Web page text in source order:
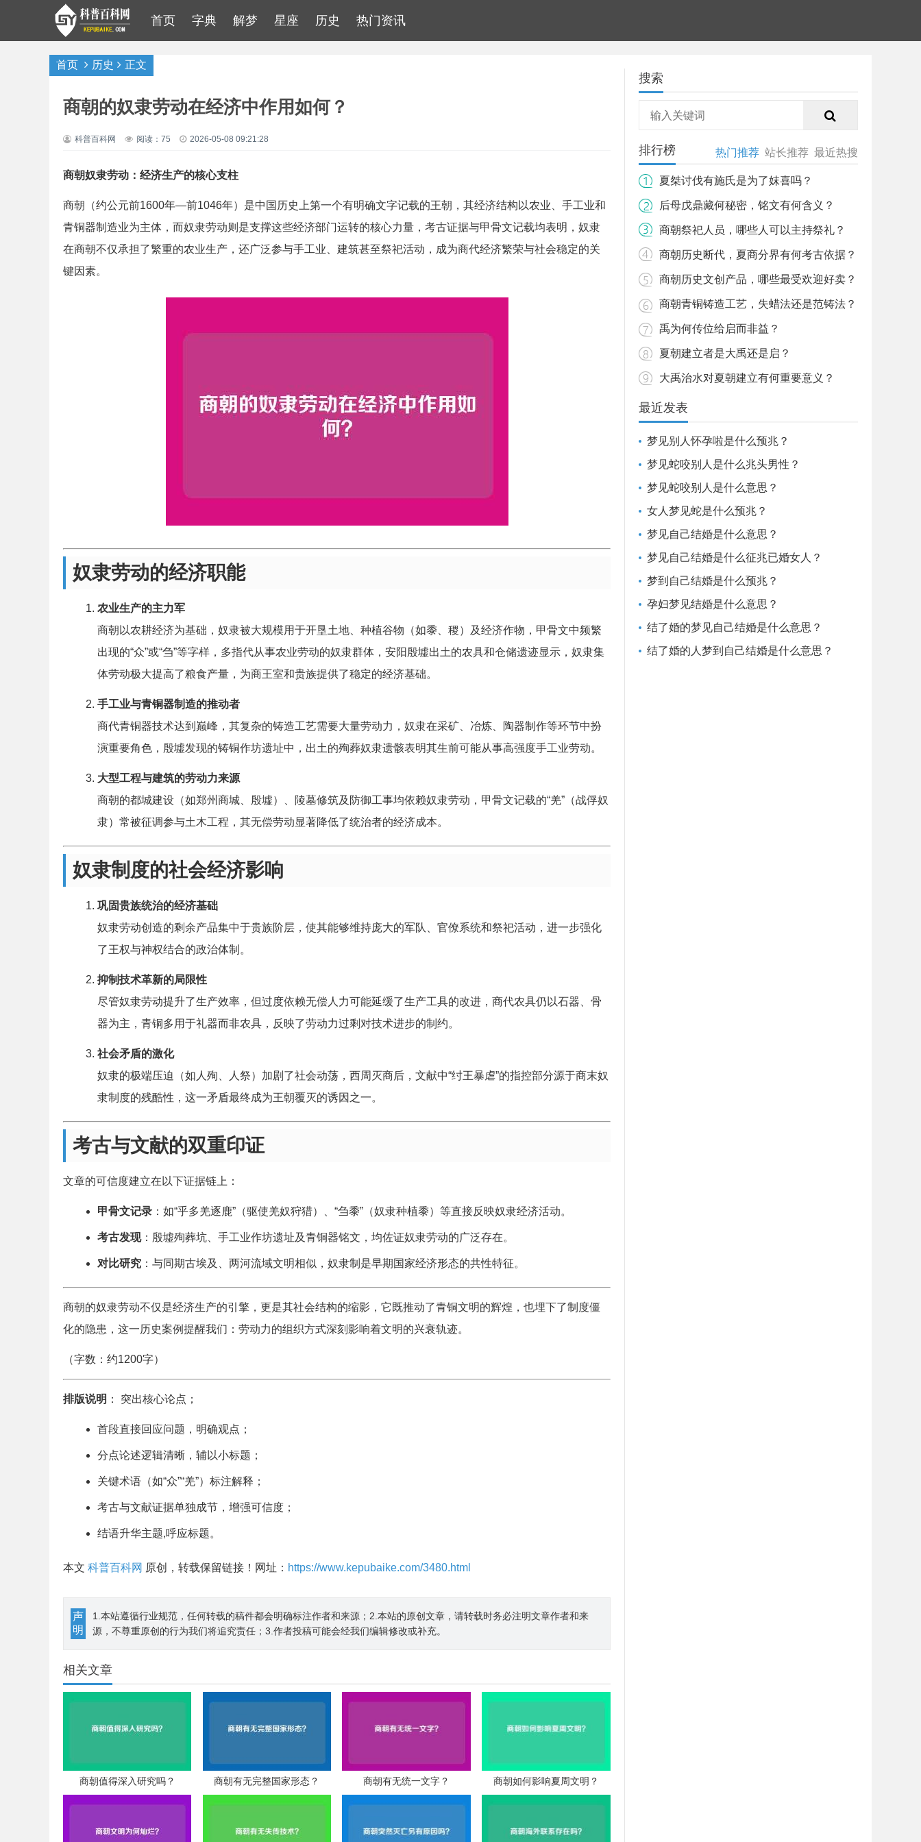
首页 字典 解梦 星座 历史 热门资讯
首页 历史 正文
商朝的奴隶劳动在经济中作用如何？
科普百科网 阅读：75 2026-05-08 09:21:28
商朝奴隶劳动：经济生产的核心支柱
商朝（约公元前1600年—前1046年）是中国历史上第一个有明确文字记载的王朝，其经济结构以农业、手工业和
青铜器制造业为主体，而奴隶劳动则是支撑这些经济部门运转的核心力量，考古证据与甲骨文记载均表明，奴隶
在商朝不仅承担了繁重的农业生产，还广泛参与手工业、建筑甚至祭祀活动，成为商代经济繁荣与社会稳定的关
键因素。
奴隶劳动的经济职能
农业生产的主力军
商朝以农耕经济为基础，奴隶被大规模用于开垦土地、种植谷物（如黍、稷）及经济作物，甲骨文中频繁
出现的“众”或“刍”等字样，多指代从事农业劳动的奴隶群体，安阳殷墟出土的农具和仓储遗迹显示，奴隶集
体劳动极大提高了粮食产量，为商王室和贵族提供了稳定的经济基础。
手工业与青铜器制造的推动者
商代青铜器技术达到巅峰，其复杂的铸造工艺需要大量劳动力，奴隶在采矿、冶炼、陶器制作等环节中扮
演重要角色，殷墟发现的铸铜作坊遗址中，出土的殉葬奴隶遗骸表明其生前可能从事高强度手工业劳动。
大型工程与建筑的劳动力来源
商朝的都城建设（如郑州商城、殷墟）、陵墓修筑及防御工事均依赖奴隶劳动，甲骨文记载的“羌”（战俘奴
隶）常被征调参与土木工程，其无偿劳动显著降低了统治者的经济成本。
奴隶制度的社会经济影响
巩固贵族统治的经济基础
奴隶劳动创造的剩余产品集中于贵族阶层，使其能够维持庞大的军队、官僚系统和祭祀活动，进一步强化
了王权与神权结合的政治体制。
抑制技术革新的局限性
尽管奴隶劳动提升了生产效率，但过度依赖无偿人力可能延缓了生产工具的改进，商代农具仍以石器、骨
器为主，青铜多用于礼器而非农具，反映了劳动力过剩对技术进步的制约。
社会矛盾的激化
奴隶的极端压迫（如人殉、人祭）加剧了社会动荡，西周灭商后，文献中“纣王暴虐”的指控部分源于商末奴
隶制度的残酷性，这一矛盾最终成为王朝覆灭的诱因之一。
考古与文献的双重印证
文章的可信度建立在以下证据链上：
甲骨文记录 ：如“乎多羌逐鹿”（驱使羌奴狩猎）、“刍黍”（奴隶种植黍）等直接反映奴隶经济活动。
考古发现：殷墟殉葬坑、手工业作坊遗址及青铜器铭文，均佐证奴隶劳动的广泛存在。
对比研究 ：与同期古埃及、两河流域文明相似，奴隶制是早期国家经济形态的共性特征。
商朝的奴隶劳动不仅是经济生产的引擎，更是其社会结构的缩影，它既推动了青铜文明的辉煌，也埋下了制度僵
化的隐患，这一历史案例提醒我们：劳动力的组织方式深刻影响着文明的兴衰轨迹。
（字数：约1200字）
排版说明 ： 突出核心论点；
首段直接回应问题，明确观点；
分点论述逻辑清晰，辅以小标题；
关键术语（如“众”“羌”）标注解释；
考古与文献证据单独成节，增强可信度；
结语升华主题,呼应标题。
本文 科普百科网 原创，转载保留链接！网址： https://www.kepubaike.com/3480.html
声
明
1.本站遵循行业规范，任何转载的稿件都会明确标注作者和来源；2.本站的原创文章，请转载时务必注明文章作者和来
源，不尊重原创的行为我们将追究责任；3.作者投稿可能会经我们编辑修改或补充。
相关文章
商朝值得深入研究吗？ 商朝有无完整国家形态？ 商朝有无统一文字？ 商朝如何影响夏周文明？
搜索
排行榜 热门推荐 站长推荐 最近热搜
夏桀讨伐有施氏是为了妺喜吗？
后母戊鼎藏何秘密，铭文有何含义？
商朝祭祀人员，哪些人可以主持祭礼？
商朝历史断代，夏商分界有何考古依据？
商朝历史文创产品，哪些最受欢迎好卖？
商朝青铜铸造工艺，失蜡法还是范铸法？
禹为何传位给启而非益？
夏朝建立者是大禹还是启？
大禹治水对夏朝建立有何重要意义？
最近发表
梦见别人怀孕啦是什么预兆？
梦见蛇咬别人是什么兆头男性？
梦见蛇咬别人是什么意思？
女人梦见蛇是什么预兆？
梦见自己结婚是什么意思？
梦见自己结婚是什么征兆已婚女人？
梦到自己结婚是什么预兆？
孕妇梦见结婚是什么意思？
结了婚的梦见自己结婚是什么意思？
结了婚的人梦到自己结婚是什么意思？